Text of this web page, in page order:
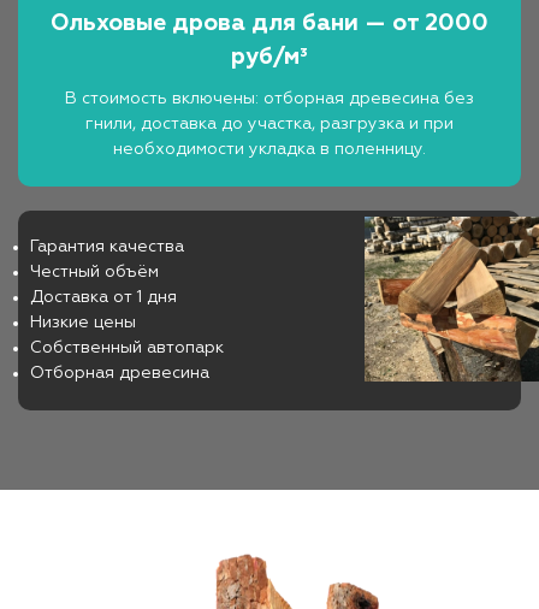
Ольховые дрова для бани — от 2000
руб/м³
В стоимость включены: отборная древесина без
гнили, доставка до участка, разгрузка и при
необходимости укладка в поленницу.
Гарантия качества
Честный объём
Доставка от 1 дня
Низкие цены
Собственный автопарк
Отборная древесина